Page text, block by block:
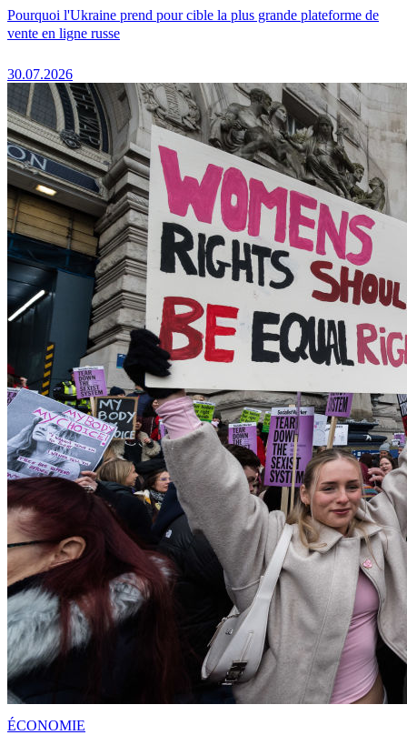
Pourquoi l'Ukraine prend pour cible la plus grande plateforme de
vente en ligne russe
30.07.2026
ÉCONOMIE